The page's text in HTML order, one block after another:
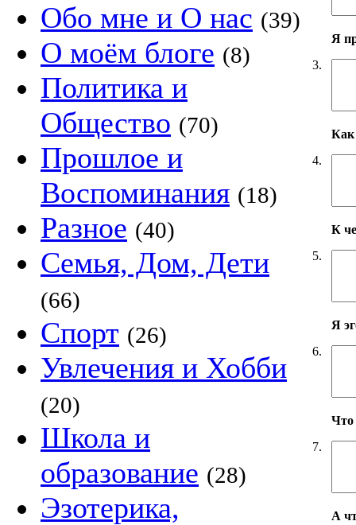
Обо мне и О нас (39)
О моём блоге (8)
Политика и
Общество (70)
Прошлое и
Воспоминания (18)
Разное (40)
Семья, Дом, Дети
(66)
Спорт (26)
Увлечения и Хобби
(20)
Школа и
образование (28)
Эзотерика,
3.
Я
4.
Как
5.
К
6.
Я
7.
Что
А